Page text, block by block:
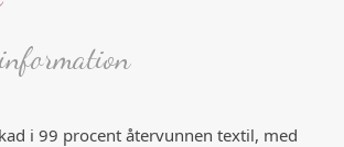
i 99 procent återvunnen textil, med